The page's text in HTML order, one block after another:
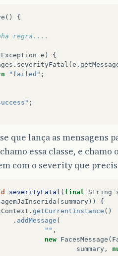
()
{
regra....
Exception e )
{
. severityFatal (e .
"failed" ;
;
que lança as mensagens
essa classe, e
com o severity que
severityFatal ( final String
( summary ))
{
. getCurrentInstance ()
. addMessage (
"" ,
new FacesMessage (
summary ,